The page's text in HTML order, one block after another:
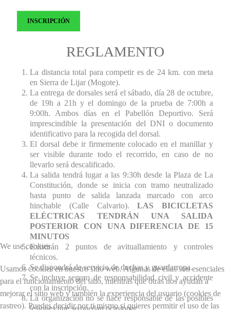
INSCRIPCIÓN
REGLAMENTO
La distancia total para competir es de 24 km. con meta
en Sierra de Lijar (Mogote).
La entrega de dorsales será el sábado, día 28 de octubre,
de 19h a 21h y el domingo de la prueba de 7:00h a
9:00h. Ambos días en el Pabellón Deportivo. Será
imprescindible la presentación del DNI o documento
identificativo para la recogida del dorsal.
El dorsal debe ir firmemente colocado en el manillar y
ser visible durante todo el recorrido, en caso de no
llevarlo será descalificado.
La salida tendrá lugar a las 9:30h desde la Plaza de La
Constitución, donde se inicia con tramo neutralizado
hasta punto de salida lanzada marcado con arco
hinchable (Calle Calvario).LAS BICICLETAS
ELÉCTRICAS TENDRÁN UNA SALIDA
POSTERIOR CON UNA DIFERENCIA DE 15
MINUTOS
Existirán 2 puntos de avituallamiento y controles
técnicos.
Se dispondrá de servicio de duchas y guardarropa.
Se incluye seguro de responsabilidad civil y accidente
con la inscripción.
La organización no se hace responsable de las posibles
lesiones que se puedan ocasionar.
We use cookies
Usamos cookies en nuestro sitio web. Algunas de ellas son esenciales
para el funcionamiento del sitio, mientras que otras nos ayudan a
mejorar el sitio web y también la experiencia del usuario (cookies de
rastreo). Puedes decidir por ti mismo si quieres permitir el uso de las